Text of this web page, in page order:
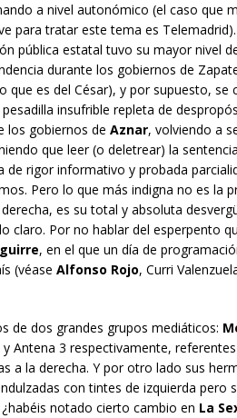
a nivel autonómico (el caso que
para tratar este tema es
pública estatal tuvo su mayor nivel
durante los gobiernos de
que es del César), y por supuesto, se
insufrible repleta de
los gobiernos de Aznar, volviendo a
que leer (o deletrear) la
rigor informativo y probada
Pero lo que más indigna no es la
es su total y absoluta
claro. Por no hablar del esperpento
, en el que un día de
(véase Alfonso Rojo, Curri
de dos grandes grupos mediáticos:
Antena 3 respectivamente,
a la derecha. Y por otro lado sus
con tintes de izquierda pero
notado cierto cambio en La